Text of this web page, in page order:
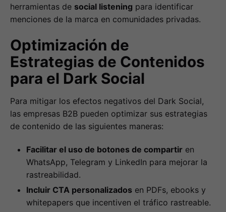
herramientas de social listening para identificar
menciones de la marca en comunidades privadas.
Optimización de
Estrategias de Contenidos
para el Dark Social
Para mitigar los efectos negativos del Dark Social,
las empresas B2B pueden optimizar sus estrategias
de contenido de las siguientes maneras:
Facilitar el uso de botones de compartir en
WhatsApp, Telegram y LinkedIn para mejorar la
rastreabilidad.
Incluir CTA personalizados en PDFs, ebooks y
whitepapers que incentiven el tráfico rastreable.